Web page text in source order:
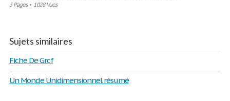
5 Pages• 1028 Vues
Sujets similaires
Fiche De Grcf
Un Monde Unidimensionnel résumé